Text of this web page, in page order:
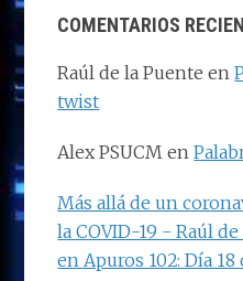
COMENTARIOS
Raúl de la Puente en
twist
Alex PSUCM en
Más allá de un
la COVID-19 - Raúl
en Apuros 102: Día